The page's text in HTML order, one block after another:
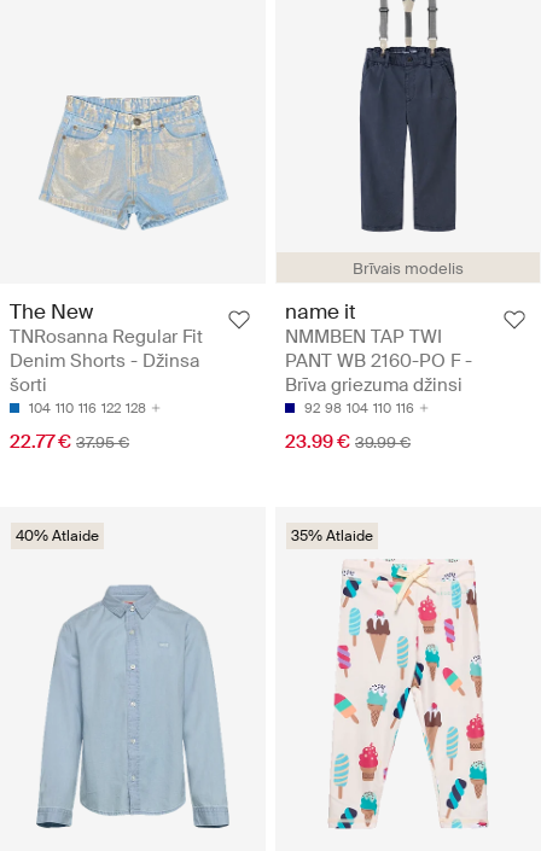
The New
TNRosanna Regular Fit
Denim Shorts - Džinsa
šorti
104 110 116 122 128
22.77 € 37.95 €
Brīvais modelis
name it
NMMBEN TAP TWI
PANT WB 2160-PO F -
Brīva griezuma džinsi
92 98 104 110 116
23.99 € 39.99 €
40% Atlaide 35% Atlaide